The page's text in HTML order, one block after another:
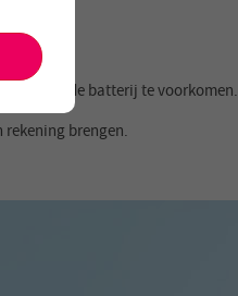
aan de batterij te voorkomen.
rekening brengen.